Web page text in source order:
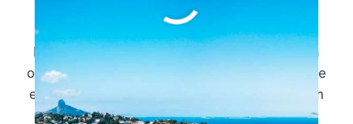
Morar em um dos imóveis de luxo no Jardim
Oceânico significa aproveitar todos os
benefícios que essa região privilegiada tem a
oferecer, tal como sua infraestrutura repleta de
estabelecimentos renomados e serviços, além
de áreas de lazer e ruas arborizadas.